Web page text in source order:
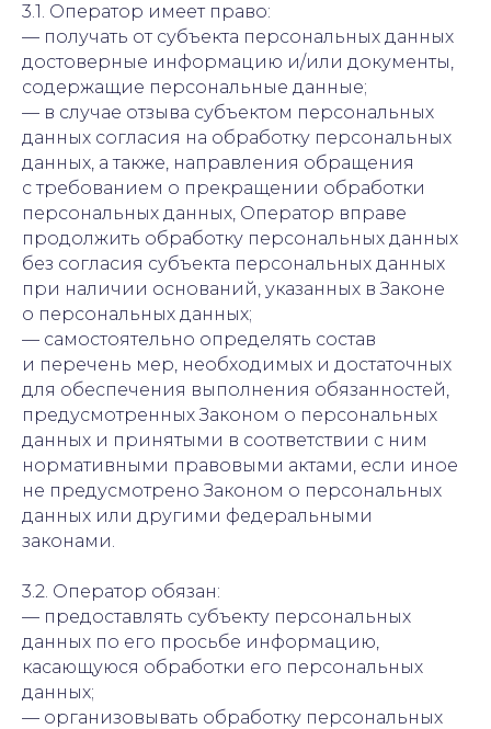
3.1. Оператор имеет право:
— получать от субъекта персональных данных
достоверные информацию и/или документы,
содержащие персональные данные;
— в случае отзыва субъектом персональных
данных согласия на обработку персональных
данных, а также, направления обращения
с требованием о прекращении обработки
персональных данных, Оператор вправе
продолжить обработку персональных данных
без согласия субъекта персональных данных
при наличии оснований, указанных в Законе
о персональных данных;
— самостоятельно определять состав
и перечень мер, необходимых и достаточных
для обеспечения выполнения обязанностей,
предусмотренных Законом о персональных
данных и принятыми в соответствии с ним
нормативными правовыми актами, если иное
не предусмотрено Законом о персональных
данных или другими федеральными
законами.
3.2. Оператор обязан:
— предоставлять субъекту персональных
данных по его просьбе информацию,
касающуюся обработки его персональных
данных;
— организовывать обработку персональных